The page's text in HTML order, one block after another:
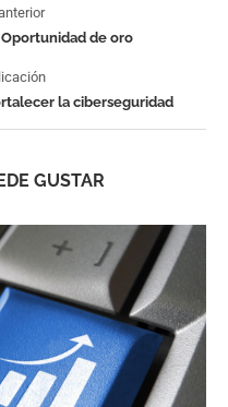
de oro
la ciberseguridad
GUSTAR